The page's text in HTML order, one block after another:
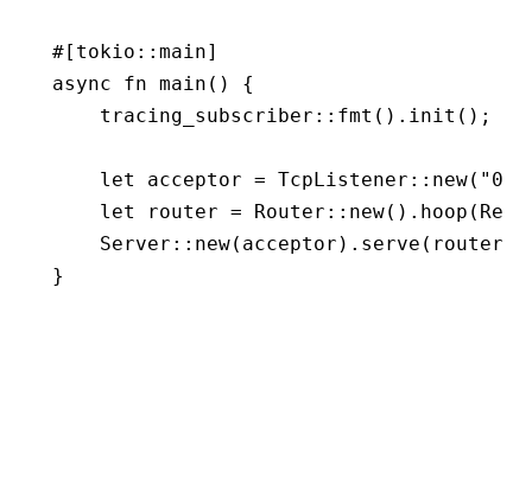
#[tokio :: main]
async fn main () {
    tracing_subscriber
:: fmt () . init ();
    let
acceptor = TcpListener :: new(
    let
router = Router :: new() . hoop
    Server
:: new(acceptor) . serve (router)
}